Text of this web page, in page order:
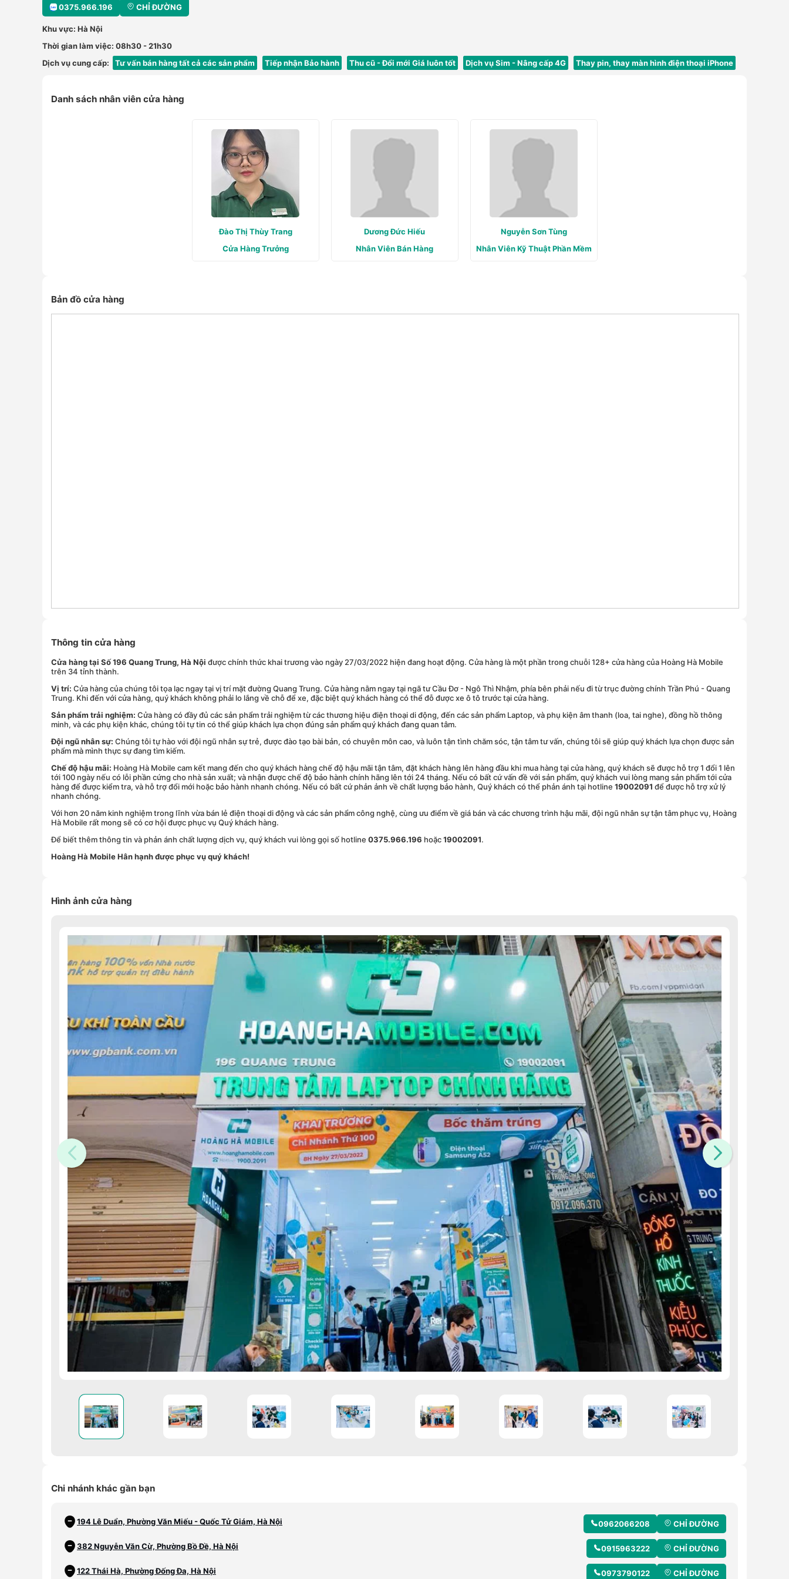
0375.966.196 CHỈ ĐƯỜNG
Khu vực: Hà Nội
Thời gian làm việc: 08h30 - 21h30
Dịch vụ cung cấp:
Tư vấn bán hàng tất cả các sản phẩm Tiếp nhận Bảo hành Thu cũ - Đổi mới Giá luôn tốt Dịch vụ Sim - Nâng cấp 4G Thay pin, thay màn hình điện thoại iPhone
Danh sách nhân viên cửa hàng
Đào Thị Thùy Trang
Cửa Hàng Trưởng
Dương Đức Hiếu
Nhân Viên Bán Hàng
Nguyễn Sơn Tùng
Nhân Viên Kỹ Thuật Phần Mềm
Bản đồ cửa hàng
Thông tin cửa hàng
Cửa hàng tại Số 196 Quang Trung, Hà Nội được chính thức khai trương vào ngày 27/03/2022 hiện đang hoạt động. Cửa hàng là một phần trong chuỗi 128+ cửa hàng của Hoàng Hà Mobile
trên 34 tỉnh thành.
Vị trí: Cửa hàng của chúng tôi tọa lạc ngay tại vị trí mặt đường Quang Trung. Cửa hàng nằm ngay tại ngã tư Cầu Đơ - Ngô Thì Nhậm, phía bên phải nếu đi từ trục đường chính Trần Phú - Quang
Trung. Khi đến với cửa hàng, quý khách không phải lo lắng về chỗ để xe, đặc biệt quý khách hàng có thể đỗ được xe ô tô trước tại cửa hàng.
Sản phẩm trải nghiệm: Cửa hàng có đầy đủ các sản phẩm trải nghiệm từ các thương hiệu điện thoại di động, đến các sản phẩm Laptop, và phụ kiện âm thanh (loa, tai nghe), đồng hồ thông
minh, và các phụ kiện khác, chúng tôi tự tin có thể giúp khách lựa chọn đúng sản phẩm quý khách đang quan tâm.
Đội ngũ nhân sự: Chúng tôi tự hào với đội ngũ nhân sự trẻ, được đào tạo bài bản, có chuyên môn cao, và luôn tận tình chăm sóc, tận tâm tư vấn, chúng tôi sẽ giúp quý khách lựa chọn được sản
phẩm mà mình thực sự đang tìm kiếm.
Chế độ hậu mãi: Hoàng Hà Mobile cam kết mang đến cho quý khách hàng chế độ hậu mãi tận tâm, đặt khách hàng lên hàng đầu khi mua hàng tại cửa hàng, quý khách sẽ được hỗ trợ 1 đổi 1 lên
tới 100 ngày nếu có lỗi phần cứng cho nhà sản xuất; và nhận được chế độ bảo hành chính hãng lên tới 24 tháng. Nếu có bất cứ vấn đề với sản phẩm, quý khách vui lòng mang sản phẩm tới cửa
hàng để được kiểm tra, và hỗ trợ đổi mới hoặc bảo hành nhanh chóng. Nếu có bất cứ phản ảnh về chất lượng bảo hành, Quý khách có thể phản ánh tại hotline 19002091 để được hỗ trợ xử lý
nhanh chóng.
Với hơn 20 năm kinh nghiệm trong lĩnh vừa bán lẻ điện thoại di động và các sản phẩm công nghệ, cùng ưu điểm về giá bán và các chương trình hậu mãi, đội ngũ nhân sự tận tâm phục vụ, Hoàng
Hà Mobile rất mong sẽ có cơ hội được phục vụ Quý khách hàng.
Để biết thêm thông tin và phản ánh chất lượng dịch vụ, quý khách vui lòng gọi số hotline 0375.966.196 hoặc19002091.
Hoàng Hà Mobile Hân hạnh được phục vụ quý khách!
Hình ảnh cửa hàng
Chi nhánh khác gần bạn
194 Lê Duẩn, Phường Văn Miếu - Quốc Tử Giám, Hà Nội 0962066208 CHỈ ĐƯỜNG
382 Nguyễn Văn Cừ, Phường Bồ Đề, Hà Nội 0915963222 CHỈ ĐƯỜNG
122 Thái Hà, Phường Đống Đa, Hà Nội 0973790122 CHỈ ĐƯỜNG